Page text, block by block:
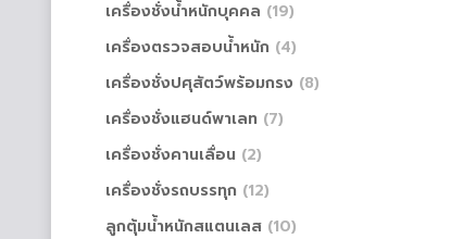
เครื่องชั่งน้ำหนักบุคคล (19)
เครื่องตรวจสอบน้ำหนัก (4)
เครื่องชั่งปศุสัตว์พร้อมกรง (8)
เครื่องชั่งแฮนด์พาเลท (7)
เครื่องชั่งคานเลื่อน (2)
เครื่องชั่งรถบรรทุก (12)
ลูกตุ้มน้ำหนักสแตนเลส (10)